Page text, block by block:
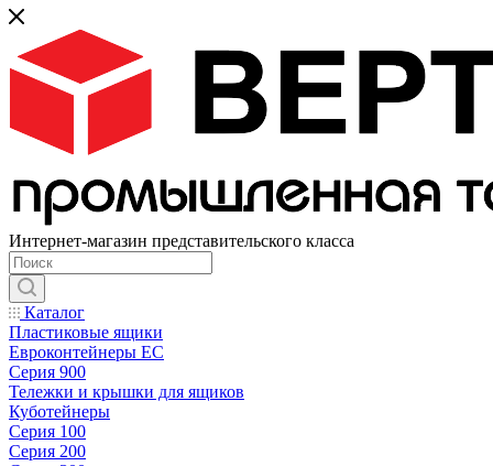
Интернет-магазин представительского класса
Каталог
Пластиковые ящики
Евроконтейнеры ЕС
Серия 900
Тележки и крышки для ящиков
Куботейнеры
Серия 100
Серия 200